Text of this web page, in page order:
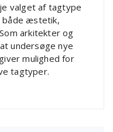
valget af tagtype
både æstetik,
arkitekter og
undersøge nye
mulighed for
tagtyper.